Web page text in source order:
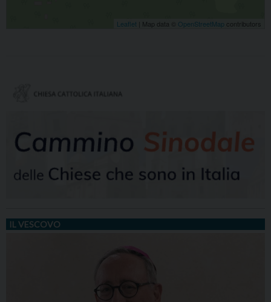
Leaflet | Map data © OpenStreetMap contributors
IL VESCOVO